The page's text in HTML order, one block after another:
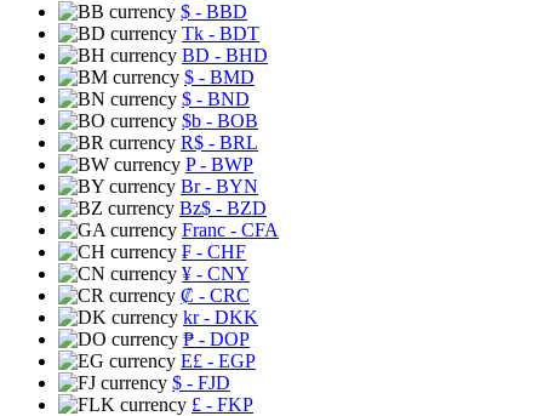
$ - BBD
Tk - BDT
BD - BHD
$ - BMD
$ - BND
$b - BOB
R$ - BRL
P- BWP
Br- BYN
Bz$ - BZD
Franc - CFA
₣ - CHF
¥ - CNY
₡ - CRC
kr- DKK
₱ - DOP
E£ - EGP
$ - FJD
£ - FKP